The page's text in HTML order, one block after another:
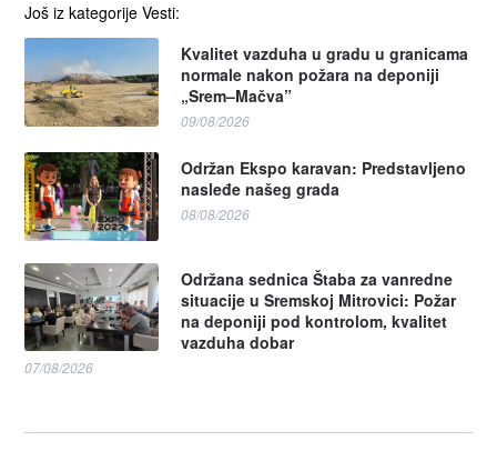
Još iz kategorije Vesti:
Kvalitet vazduha u gradu u granicama
normale nakon požara na deponiji
„Srem–Mačva”
09/08/2026
Održan Ekspo karavan: Predstavljeno
nasleđe našeg grada
08/08/2026
Održana sednica Štaba za vanredne
situacije u Sremskoj Mitrovici: Požar
na deponiji pod kontrolom, kvalitet
vazduha dobar
07/08/2026